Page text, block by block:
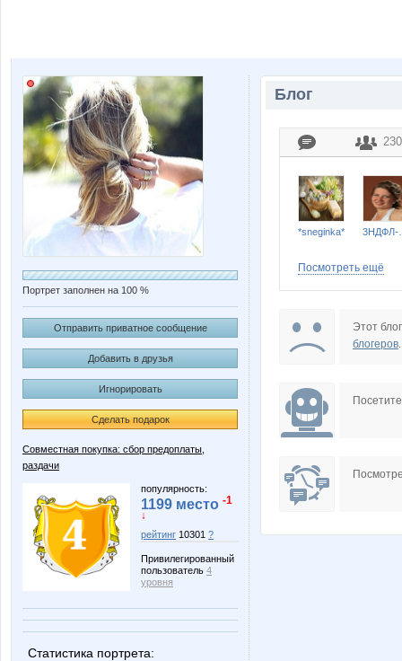
Портрет заполнен на 100 %
Отправить приватное сообщение
Добавить в друзья
Игнорировать
Сделать подарок
Совместная покупка: сбор предоплаты,
раздачи
популярность:
1199 место -1
↓
рейтинг 10301 ?
Привилегированный
пользователь 4
уровня
Статистика портрета:
Блог
230
*sneginka*
p4elka52 policy
Посмотреть ещё
Этот
блогеров.